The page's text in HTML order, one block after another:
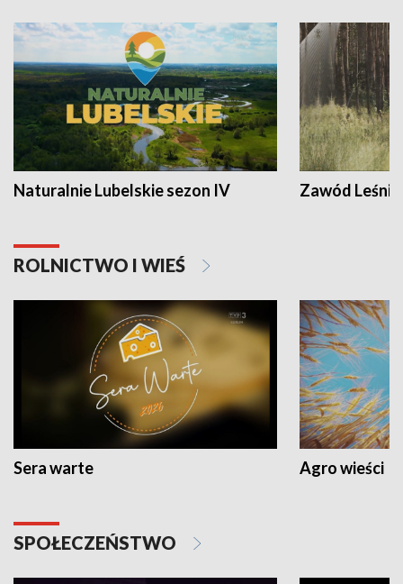
Naturalnie Lubelskie sezon IV Zawód Leśnik
ROLNICTWO I WIEŚ
Sera warte Agro wieści
SPOŁECZEŃSTWO